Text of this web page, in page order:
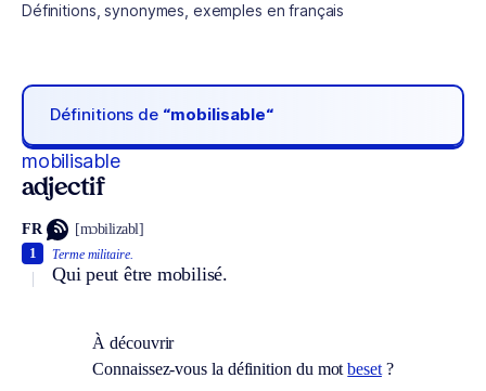
Définitions, synonymes, exemples en français
Définitions de “mobilisable“
mobilisable
adjectif
FR [mɔbilizabl]
Terme militaire.
Qui peut être mobilisé.
1
À découvrir
Connaissez-vous la définition du motbeset?